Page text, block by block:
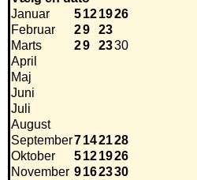
Januar
5121926
Februar
29
23
Marts
29 2330
April
Maj
Juni
Juli
August
September7142128
Oktober
5121926
November 9162330